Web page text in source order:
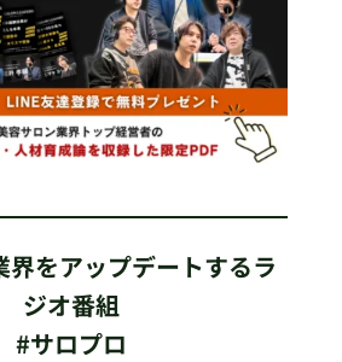
界をアップデートするラ
ジオ番組
#サロプロ